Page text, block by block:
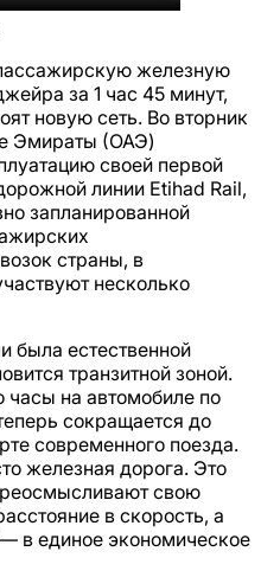
железную
за 1 час 45 минут,
новую сеть. Во вторник
Эмираты (ОАЭ)
своей первой
линии Etihad Rail,
запланированной
страны, в
несколько
была естественной
транзитной зоной.
часы на автомобиле по
сокращается до
современного поезда.
железная дорога. Это
свою
в скорость, а
в единое экономическое